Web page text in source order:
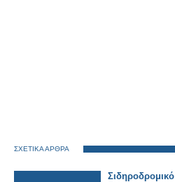
ΣΧΕΤΙΚΑ ΑΡΘΡΑ
Σιδηροδρομικό